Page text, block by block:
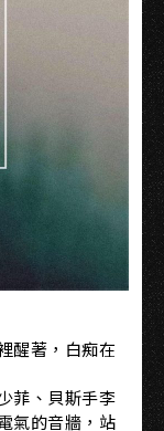
醒著，白痴在
菲、貝斯手李
氣的音牆，站